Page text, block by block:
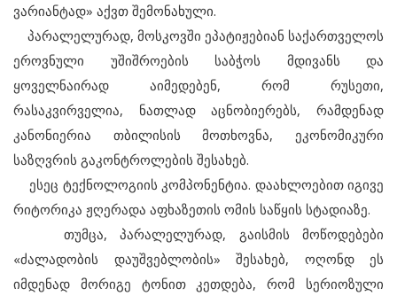
ვარიანტად» აქვთ შემონახული.
პარალელურად, მოსკოვში ეპატიჟებიან საქართველოს
ეროვნული უშიშროების საბჭოს მდივანს და
ყოველნაირად აიმედებენ, რომ რუსეთი,
რასაკვირველია, ნათლად აცნობიერებს, რამდენად
კანონიერია თბილისის მოთხოვნა, ეკონომიკური
საზღვრის გაკონტროლების შესახებ.
ესეც ტექნოლოგიის კომპონენტია. დაახლოებით იგივე
რიტორიკა ჟღერადა აფხაზეთის ომის საწყის სტადიაზე.
თუმცა, პარალელურად, გაისმის მოწოდებები
«ძალადობის დაუშვებლობის» შესახებ, ოღონდ ეს
იმდენად მორიგე ტონით კეთდება, რომ სერიოზული